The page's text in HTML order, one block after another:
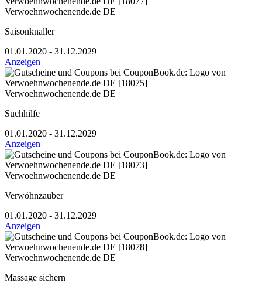
Verwoehnwochenende.de DE
Saisonknaller
01.01.2020 - 31.12.2029
Anzeigen
Verwoehnwochenende.de DE
Suchhilfe
01.01.2020 - 31.12.2029
Anzeigen
Verwoehnwochenende.de DE
Verwöhnzauber
01.01.2020 - 31.12.2029
Anzeigen
Verwoehnwochenende.de DE
Massage sichern